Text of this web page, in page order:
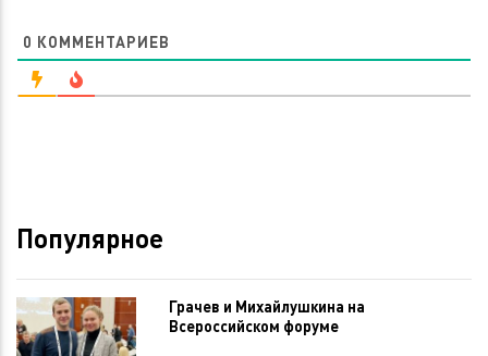
0 КОММЕНТАРИЕВ
Популярное
Грачев и Михайлушкина на
Всероссийском форуме